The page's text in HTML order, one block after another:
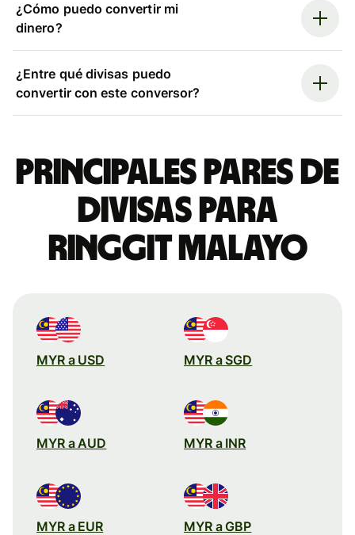
¿Cómo puedo convertir mi
dinero?
¿Entre qué divisas puedo
convertir con este conversor?
Principales pares de
divisas para
ringgit malayo
MYR a USD MYR a SGD
MYR a AUD MYR a INR
MYR a EUR MYR a GBP